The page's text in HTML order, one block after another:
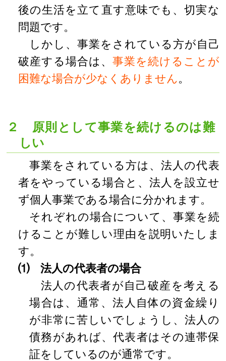
後の生活を立て直す意味でも、切実な
問題です。
しかし、事業をされている方が自己
破産する場合は、 事業を続けることが
困難な場合が少なくありません。
２ 原則として事業を続けるのは難
しい
事業をされている方は、法人の代表
者をやっている場合と、法人を設立せ
ず個人事業である場合に分かれます。
それぞれの場合について、事業を続
けることが難しい理由を説明いたしま
す。
⑴ 法人の代表者の場合
法人の代表者が自己破産を考える
場合は、通常、法人自体の資金繰り
が非常に苦しいでしょうし、法人の
債務があれば、代表者はその連帯保
証をしているのが通常です。